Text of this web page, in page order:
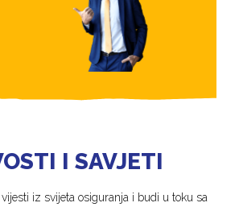
I SAVJETI
iz svijeta osiguranja i budi u toku sa